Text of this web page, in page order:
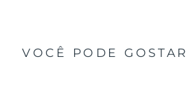
VOCÊ PODE GOSTAR